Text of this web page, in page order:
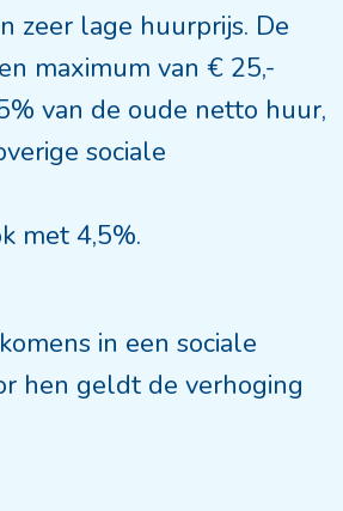
zeer lage huurprijs. De
maximum van € 25,-
van de oude netto huur,
sociale
met 4,5%.
in een sociale
hen geldt de verhoging